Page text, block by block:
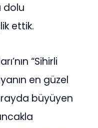
dolu
ettik.
“Sihirli
en güzel
büyüyen